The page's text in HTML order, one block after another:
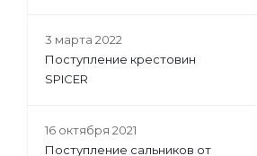
3 марта 2022
Поступление крестовин
SPICER
16 октября 2021
Поступление сальников от